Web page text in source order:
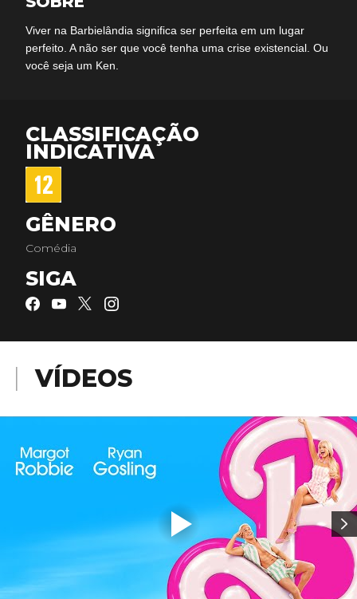
Viver na Barbielândia significa ser perfeita em um lugar
perfeito. A não ser que você tenha uma crise existencial. Ou
você seja um Ken.
CLASSIFICAÇÃO
INDICATIVA
GÊNERO
Comédia
SIGA
VÍDEOS